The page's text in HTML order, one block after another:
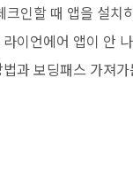
인할 때 앱을 설치
이언에어 앱이 안
과 보딩패스 가져